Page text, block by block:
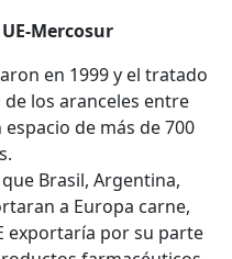
Mercosur
en 1999 y el tratado
los aranceles entre
de más de 700
Brasil, Argentina,
a Europa carne,
exportaría por su parte